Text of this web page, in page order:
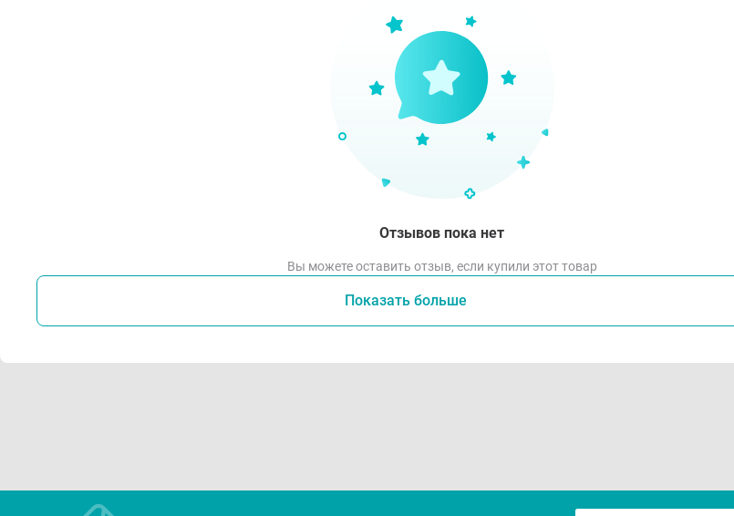
Отзывов пока нет
Вы можете оставить отзыв, если купили этот товар
Показать больше